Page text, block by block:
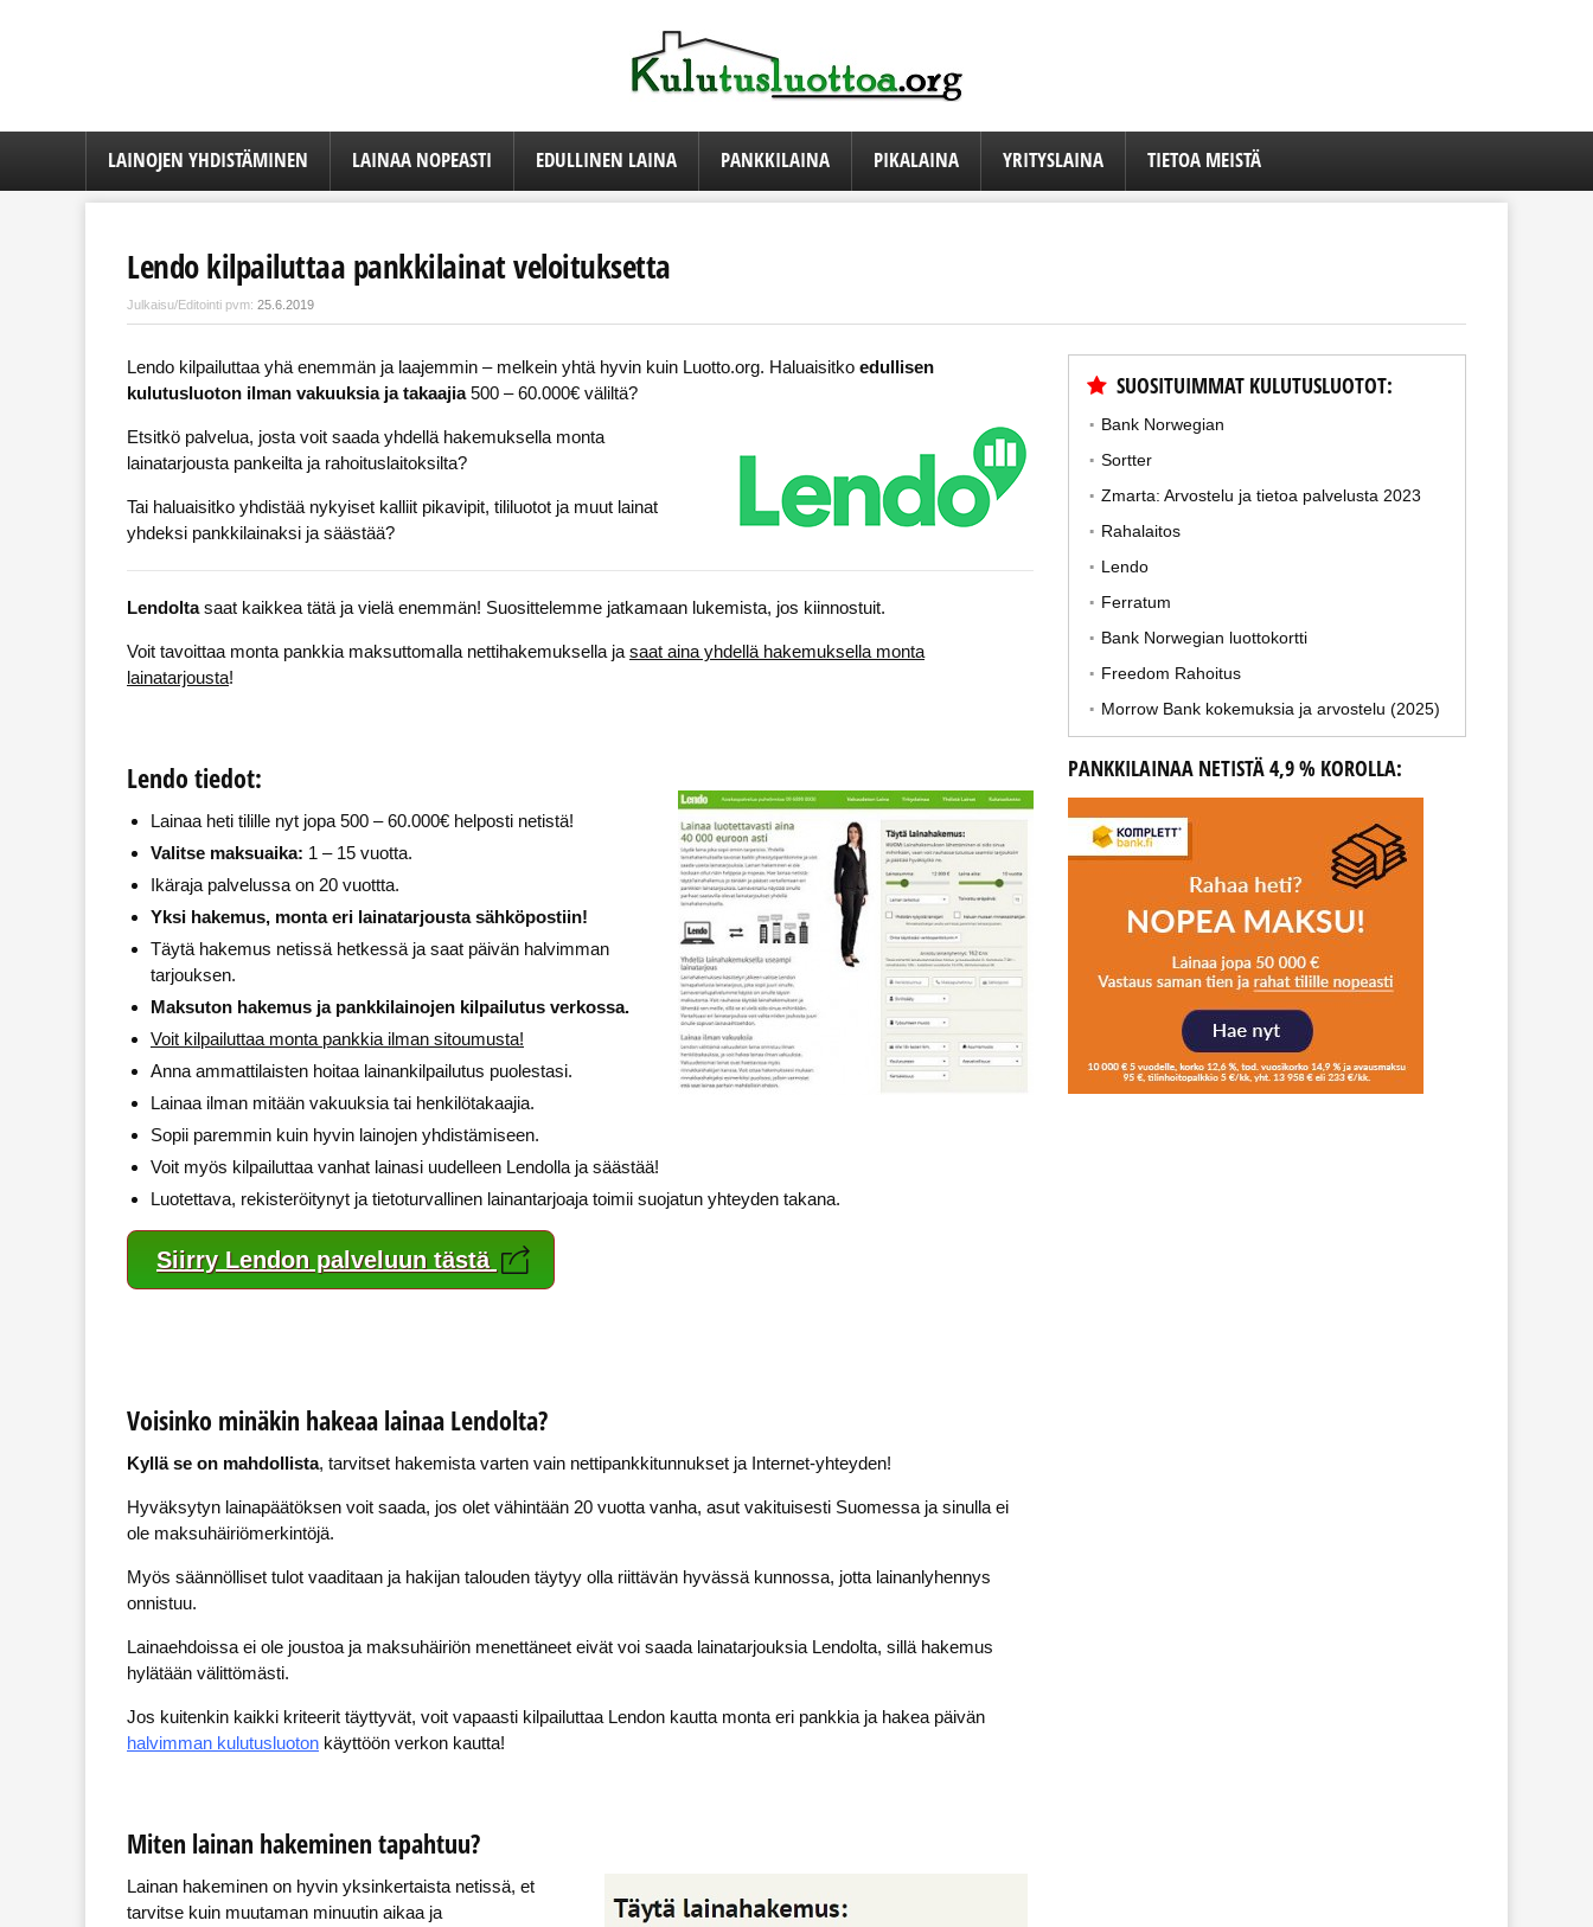
LAINOJEN YHDISTÄMINEN LAINAA NOPEASTI EDULLINEN LAINA PANKKILAINA PIKALAINA YRITYSLAINA TIETOA MEISTÄ
Lendo kilpailuttaa pankkilainat veloituksetta
Julkaisu/Editointi pvm: 25.6.2019
Lendo kilpailuttaa yhä enemmän ja laajemmin – melkein yhtä hyvin kuin Luotto.org. Haluaisitko edullisen
kulutusluoton ilman vakuuksia ja takaajia500 – 60.000€ väliltä?
Etsitkö palvelua, josta voit saada yhdellä hakemuksella monta
lainatarjousta pankeilta ja rahoituslaitoksilta?
Tai haluaisitko yhdistää nykyiset kalliit pikavipit, tililuotot ja muut lainat
yhdeksi pankkilainaksi ja säästää?
Lendoltasaat kaikkea tätä ja vielä enemmän! Suosittelemme jatkamaan lukemista, jos kiinnostuit.
Voit tavoittaa monta pankkia maksuttomalla nettihakemuksella ja saat aina yhdellä hakemuksella monta
lainatarjousta!
Lendo tiedot:
Lainaa heti tilille nyt jopa 500 – 60.000€ helposti netistä!
Valitse maksuaika: 1 – 15 vuotta.
Ikäraja palvelussa on 20 vuottta.
Yksi hakemus, monta eri lainatarjousta sähköpostiin!
Täytä hakemus netissä hetkessä ja saat päivän halvimman
tarjouksen.
Maksuton hakemus ja pankkilainojen kilpailutus verkossa.
Voit kilpailuttaa monta pankkia ilman sitoumusta!
Anna ammattilaisten hoitaa lainankilpailutus puolestasi.
Lainaa ilman mitään vakuuksia tai henkilötakaajia.
Sopii paremmin kuin hyvin lainojen yhdistämiseen.
Voit myös kilpailuttaa vanhat lainasi uudelleen Lendolla ja säästää!
Luotettava, rekisteröitynyt ja tietoturvallinen lainantarjoaja toimii suojatun yhteyden takana.
Siirry Lendon palveluun tästä
Voisinko minäkin hakeaa lainaa Lendolta?
Kyllä se on mahdollista, tarvitset hakemista varten vain nettipankkitunnukset ja Internet-yhteyden!
Hyväksytyn lainapäätöksen voit saada, jos olet vähintään 20 vuotta vanha, asut vakituisesti Suomessa ja sinulla ei
ole maksuhäiriömerkintöjä.
Myös säännölliset tulot vaaditaan ja hakijan talouden täytyy olla riittävän hyvässä kunnossa, jotta lainanlyhennys
onnistuu.
Lainaehdoissa ei ole joustoa ja maksuhäiriön menettäneet eivät voi saada lainatarjouksia Lendolta, sillä hakemus
hylätään välittömästi.
Jos kuitenkin kaikki kriteerit täyttyvät, voit vapaasti kilpailuttaa Lendon kautta monta eri pankkia ja hakea päivän
halvimman kulutusluoton käyttöön verkon kautta!
Miten lainan hakeminen tapahtuu?
Lainan hakeminen on hyvin yksinkertaista netissä, et
tarvitse kuin muutaman minuutin aikaa ja
SUOSITUIMMAT KULUTUSLUOTOT:
Bank Norwegian
Sortter
Zmarta: Arvostelu ja tietoa palvelusta 2023
Rahalaitos
Lendo
Ferratum
Bank Norwegian luottokortti
Freedom Rahoitus
Morrow Bank kokemuksia ja arvostelu (2025)
PANKKILAINAA NETISTÄ 4,9 % KOROLLA: